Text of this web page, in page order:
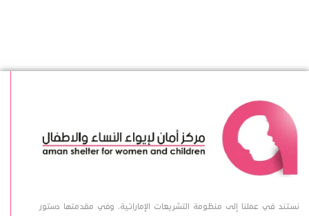
نستند في عملنا إلى منظومة التشريعات الإماراتية، وفي مقدمتها دستور